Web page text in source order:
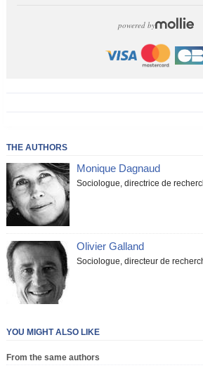
powered by
THE AUTHORS
Monique Dagnaud
Sociologue, directrice de
Olivier Galland
Sociologue, directeur de
YOU MIGHT ALSO LIKE
From the same authors